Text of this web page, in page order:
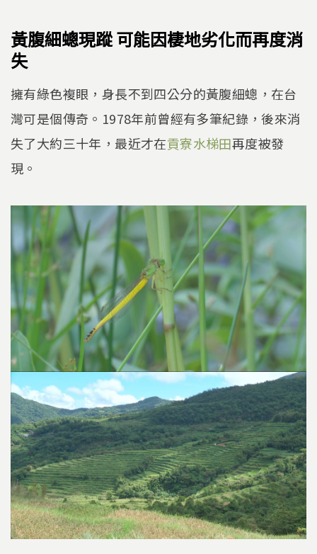
黃腹細蟌現蹤 可能因棲地劣化而再度消
失
擁有綠色複眼，身長不到四公分的黃腹細蟌，在台
灣可是個傳奇。1978年前曾經有多筆紀錄，後來消
失了大約三十年，最近才在貢寮水梯田再度被發
現。